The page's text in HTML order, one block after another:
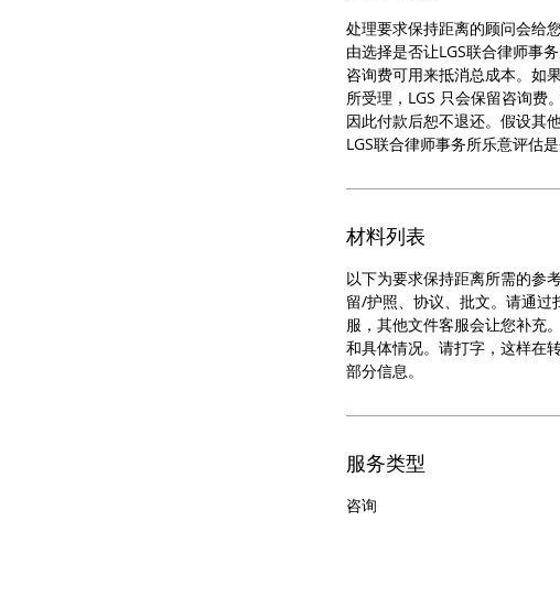
处理要求保持距离的顾问会给
由选择是否让LGS联合律师事
咨询费可用来抵消总成本。如
所受理，LGS 只会保留咨询费
因此付款后恕不退还。假设其
LGS联合律师事务所乐意评估
材料列表
以下为要求保持距离所需的参
留/护照、协议、批文。请通过
服，其他文件客服会让您补充
和具体情况。请打字，这样在
部分信息。
服务类型
咨询